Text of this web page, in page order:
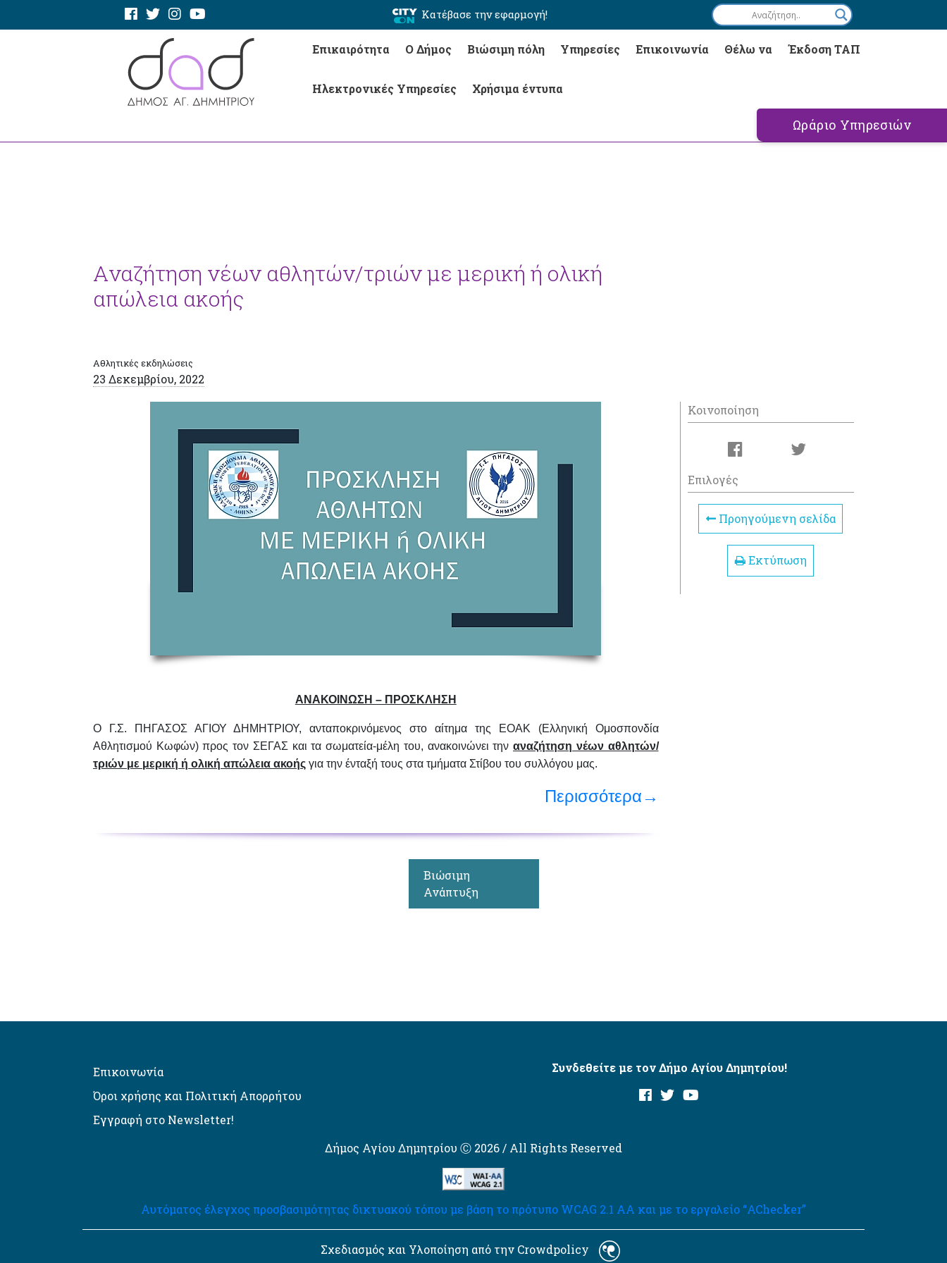
Κατέβασε την εφαρμογή!
Επικαιρότητα Ο Δήμος Βιώσιμη πόλη Υπηρεσίες Επικοινωνία Θέλω να Έκδοση ΤΑΠ
Ηλεκτρονικές Υπηρεσίες Χρήσιμα έντυπα
Ωράριο Υπηρεσιών
Aναζήτηση νέων αθλητών/τριών με μερική ή ολική
απώλεια ακοής
Αθλητικές εκδηλώσεις
23 Δεκεμβρίου, 2022
ΑΝΑΚΟΙΝΩΣΗ – ΠΡΟΣΚΛΗΣΗ
Ο Γ.Σ. ΠΗΓΑΣΟΣ ΑΓΙΟΥ ΔΗΜΗΤΡΙΟΥ, ανταποκρινόμενος στο αίτημα της ΕΟΑΚ (Ελληνική Ομοσπονδία
Αθλητισμού Κωφών) προς τον ΣΕΓΑΣ και τα σωματεία-μέλη του, ανακοινώνει τηναναζήτηση νέων αθλητών/
τριών με μερική ή ολική απώλεια ακοής για την ένταξή τους στα τμήματα Στίβου του συλλόγου μας.
Περισσότερα→
Κοινοποίηση
Επιλογές
Προηγούμενη σελίδα
Εκτύπωση
Βιώσιμη
Ανάπτυξη
Επικοινωνία
Όροι χρήσης και Πολιτική Απορρήτου
Εγγραφή στο Newsletter!
Συνδεθείτε με τον Δήμο Αγίου Δημητρίου!
Δήμος Αγίου Δημητρίου Ⓒ 2026 / All Rights Reserved
Αυτόματος έλεγχος προσβασιμότητας δικτυακού τόπου με βάση το πρότυπο WCAG 2.1 AA και με το εργαλείο “AChecker”
Σχεδιασμός και Υλοποίηση από την Crowdpolicy